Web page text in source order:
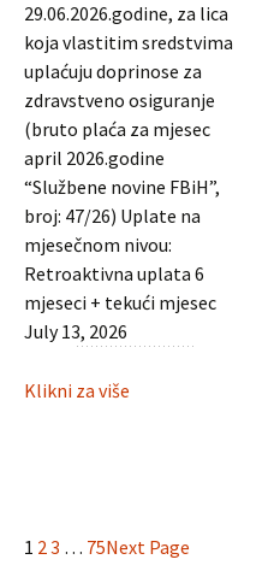
29.06.2026.godine, za lica
koja vlastitim sredstvima
uplaćuju doprinose za
zdravstveno osiguranje
(bruto plaća za mjesec
april 2026.godine
“Službene novine FBiH”,
broj: 47/26) Uplate na
mjesečnom nivou:
Retroaktivna uplata 6
mjeseci + tekući mjesec
July 13, 2026
Klikni za više
osiguranje
1 23 … 75Next Page